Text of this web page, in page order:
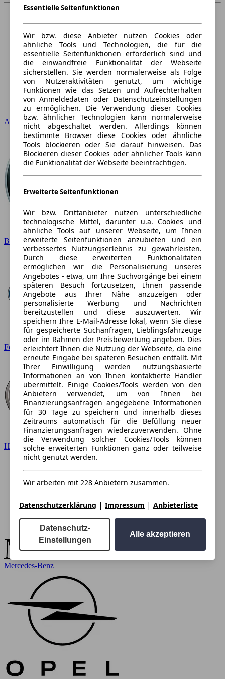
Audi
BMW
Ford
Hyundai
Mercedes-Benz
Essentielle Seitenfunktionen
Wir bzw. diese Anbieter nutzen Cookies oder
ähnliche Tools und Technologien, die für die
essentielle Seitenfunktionen erforderlich sind und
die einwandfreie Funktionalität der Webseite
sicherstellen. Sie werden normalerweise als Folge
von Nutzeraktivitäten genutzt, um wichtige
Funktionen wie das Setzen und Aufrechterhalten
von Anmeldedaten oder Datenschutzeinstellungen
zu ermöglichen. Die Verwendung dieser Cookies
bzw. ähnlicher Technologien kann normalerweise
nicht abgeschaltet werden. Allerdings können
bestimmte Browser diese Cookies oder ähnliche
Tools blockieren oder Sie darauf hinweisen. Das
Blockieren dieser Cookies oder ähnlicher Tools kann
die Funktionalität der Webseite beeinträchtigen.
Erweiterte Seitenfunktionen
Wir bzw. Drittanbieter nutzen unterschiedliche
technologische Mittel, darunter u.a. Cookies und
ähnliche Tools auf unserer Webseite, um Ihnen
erweiterte Seitenfunktionen anzubieten und ein
verbessertes Nutzungserlebnis zu gewährleisten.
Durch diese erweiterten Funktionalitäten
ermöglichen wir die Personalisierung unseres
Angebotes - etwa, um Ihre Suchvorgänge bei einem
späteren Besuch fortzusetzen, Ihnen passende
Angebote aus Ihrer Nähe anzuzeigen oder
personalisierte Werbung und Nachrichten
bereitzustellen und diese auszuwerten. Wir
speichern Ihre E-Mail-Adresse lokal, wenn Sie diese
für gespeicherte Suchanfragen, Lieblingsfahrzeuge
oder im Rahmen der Preisbewertung angeben. Dies
erleichtert Ihnen die Nutzung der Webseite, da eine
erneute Eingabe bei späteren Besuchen entfällt. Mit
Ihrer Einwilligung werden nutzungsbasierte
Informationen an von Ihnen kontaktierte Händler
übermittelt. Einige Cookies/Tools werden von den
Anbietern verwendet, um von Ihnen bei
Finanzierungsanfragen angegebene Informationen
für 30 Tage zu speichern und innerhalb dieses
Zeitraums automatisch für die Befüllung neuer
Finanzierungsanfragen wiederzuverwenden. Ohne
die Verwendung solcher Cookies/Tools können
solche erweiterten Funktionen ganz oder teilweise
nicht genutzt werden.
Wir arbeiten mit 228 Anbietern zusammen.
Datenschutzerklärung | Impressum | Anbieterliste
Datenschutz-
Einstellungen
Alle akzeptieren